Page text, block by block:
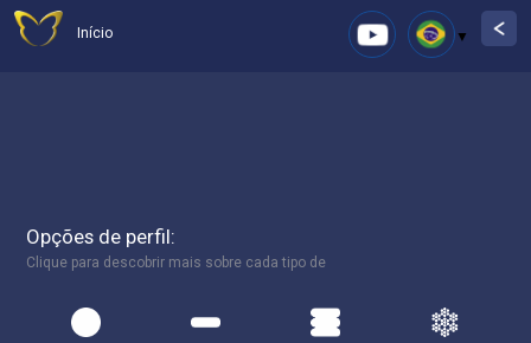
Início
Opções de perfil:
Clique para descobrir mais sobre cada tipo de